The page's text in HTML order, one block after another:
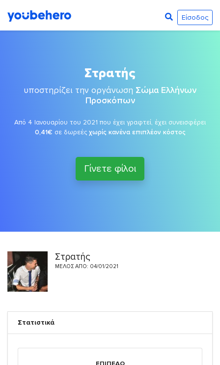
Είσοδος
Στρατής
υποστηρίζει την οργάνωση Σώμα Ελλήνων
Προσκόπων
Από 4 Ιανουαρίου του 2021 που έχει γραφτεί, έχει συνεισφέρει
0,41€ σε δωρεές χωρίς κανένα επιπλέον κόστος
Γίνετε φίλοι
Στρατής
ΜΈΛΟΣ ΑΠΌ: 04/01/2021
Στατιστικά